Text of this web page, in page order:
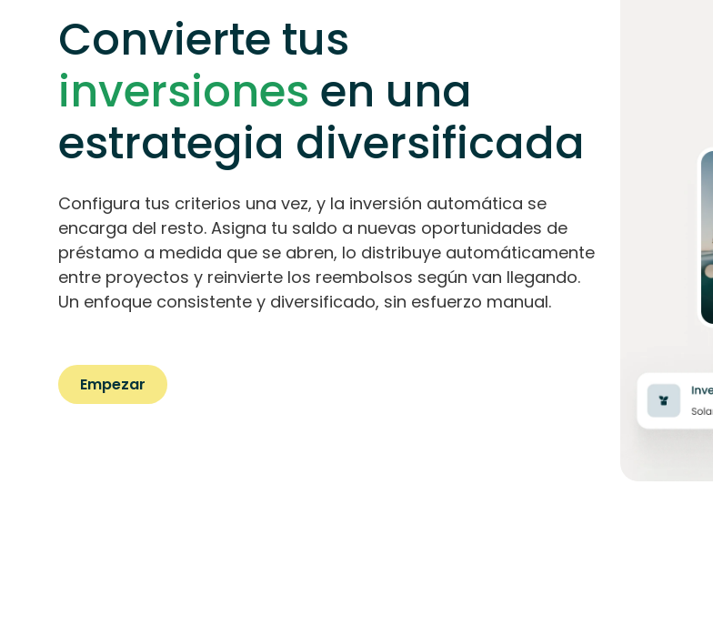
Convierte tus
inversiones en una
estrategia diversificada
Configura tus criterios una vez, y la inversión automática se
encarga del resto. Asigna tu saldo a nuevas oportunidades de
préstamo a medida que se abren, lo distribuye automáticamente
entre proyectos y reinvierte los reembolsos según van llegando.
Un enfoque consistente y diversificado, sin esfuerzo manual.
Empezar